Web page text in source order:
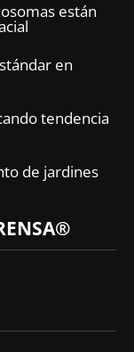
están
en
tendencia
de jardines